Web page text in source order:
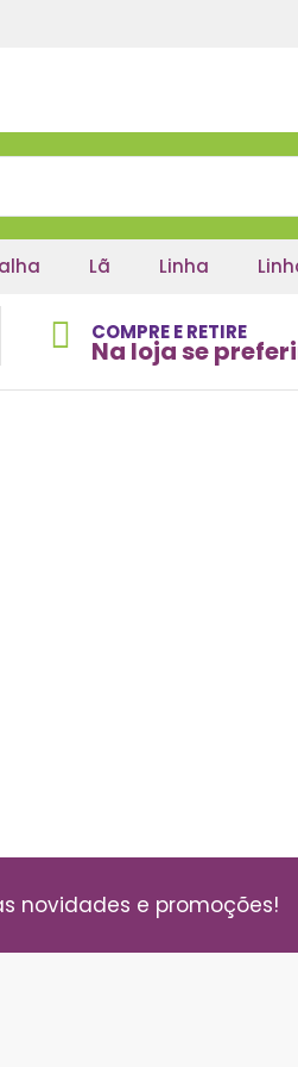
Lã Linha
COMPRE E RETIRE
Na loja se
novidades e promoções!